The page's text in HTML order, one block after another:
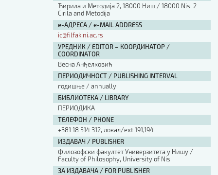
ПРЕТРАГА ИЗДАЊА
Наслов или део наслова
АУТОР / AUTHOR
Ћирила и Методија 2, 18000 Ниш / 18000 Nis, 2
Cirila and Metodija
е-АДРЕСА / e-MAIL ADDRESS
ic@filfak.ni.ac.rs
УРЕДНИК / EDITOR – КООРДИНАТОР /
COORDINATOR
Весна Анђелковић
ПЕРИОДИЧНОСТ / PUBLISHING INTERVAL
годишње / annually
БИБЛИОТЕКА / LIBRARY
ПЕРИОДИКА
ТЕЛЕФОН / PHONE
+381 18 514 312, локал/ext 191,194
ИЗДАВАЧ / PUBLISHER
Филозофски факултет Универзитета у Нишу /
Faculty of Philosophy, University of Nis
ЗА ИЗДАВАЧА / FOR PUBLISHER